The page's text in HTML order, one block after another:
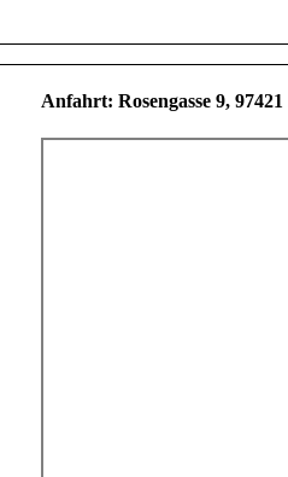
Anfahrt: Rosengasse 9,